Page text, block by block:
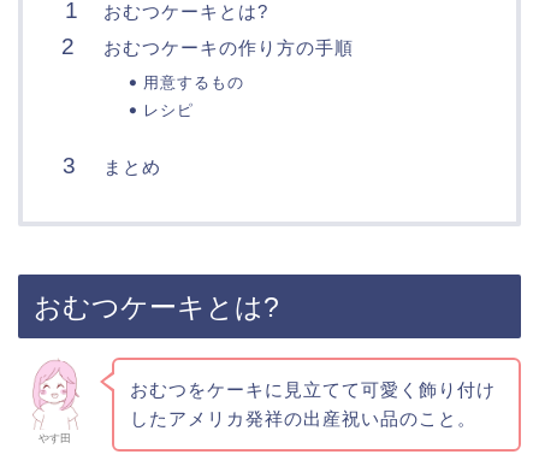
おむつケーキとは?
おむつケーキの作り方の手順
用意するもの
レシピ
まとめ
おむつケーキとは?
やす田
おむつをケーキに見立てて可愛く飾り付け
したアメリカ発祥の出産祝い品のこと。